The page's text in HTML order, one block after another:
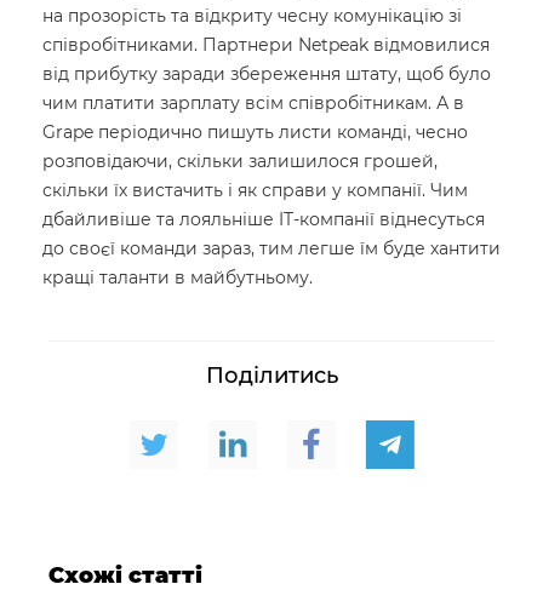
на прозорість та відкриту чесну комунікацію зі
співробітниками. Партнери Netpeak відмовилися
від прибутку заради збереження штату, щоб було
чим платити зарплату всім співробітникам. А в
Grape періодично пишуть листи команді, чесно
розповідаючи, скільки залишилося грошей,
скільки їх вистачить і як справи у компанії. Чим
дбайливіше та лояльніше IT-компанії віднесуться
до своєї команди зараз, тим легше їм буде хантити
кращі таланти в майбутньому.
Поділитись
Схожі статті